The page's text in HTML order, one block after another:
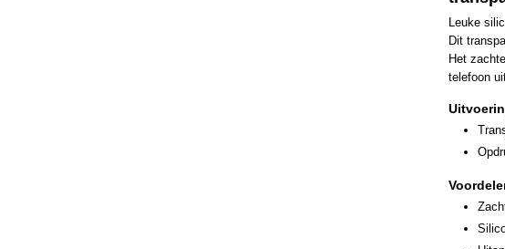
Leuke
Dit
Het
telefoon